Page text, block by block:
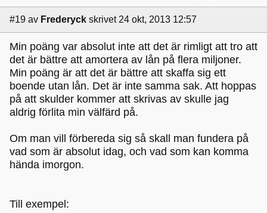
#19 av Frederyck skrivet 24 okt, 2013 12:57
Min poäng var absolut inte att det är rimligt att tro att
det är bättre att amortera av lån på flera miljoner.
Min poäng är att det är bättre att skaffa sig ett
boende utan lån. Det är inte samma sak. Att hoppas
på att skulder kommer att skrivas av skulle jag
aldrig förlita min välfärd på.
Om man vill förbereda sig så skall man fundera på
vad som är absolut idag, och vad som kan komma
hända imorgon.
Till exempel: